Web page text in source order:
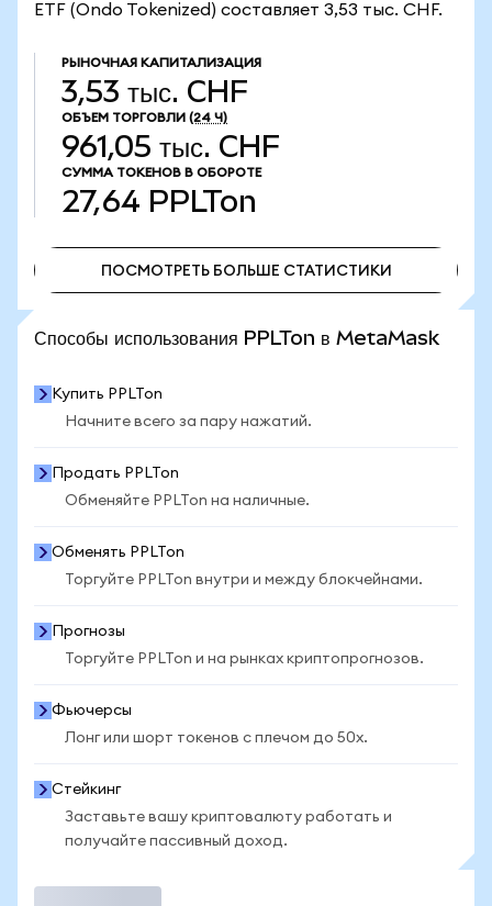
ETF (Ondo Tokenized) составляет 3,53 тыс. CHF.
РЫНОЧНАЯ КАПИТАЛИЗАЦИЯ
3,53 тыс. CHF
ОБЪЕМ ТОРГОВЛИ (24 Ч)
961,05 тыс. CHF
СУММА ТОКЕНОВ В ОБОРОТЕ
27,64 PPLTon
ПОСМОТРЕТЬ БОЛЬШЕ СТАТИСТИКИ
Способы использования PPLTon в MetaMask
Купить PPLTon
Начните всего за пару нажатий.
Продать PPLTon
Обменяйте PPLTon на наличные.
Обменять PPLTon
Торгуйте PPLTon внутри и между блокчейнами.
Прогнозы
Торгуйте PPLTon и на рынках криптопрогнозов.
Фьючерсы
Лонг или шорт токенов с плечом до 50x.
Стейкинг
Заставьте вашу криптовалюту работать и
получайте пассивный доход.